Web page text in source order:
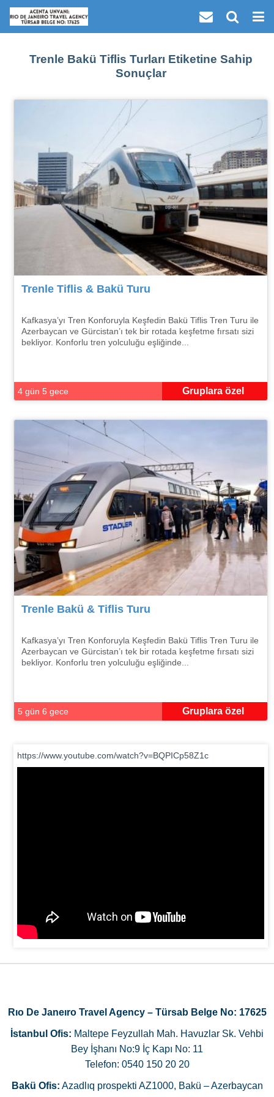
Trenle Bakü Tiflis Turları Etiketine Sahip
Sonuçlar
Trenle Tiflis & Bakü Turu
Kafkasya’yı Tren Konforuyla Keşfedin Bakü Tiflis Tren Turu ile
Azerbaycan ve Gürcistan’ı tek bir rotada keşfetme fırsatı sizi
bekliyor. Konforlu tren yolculuğu eşliğinde...
4 gün 5 gece Gruplara özel
Trenle Bakü & Tiflis Turu
Kafkasya’yı Tren Konforuyla Keşfedin Bakü Tiflis Tren Turu ile
Azerbaycan ve Gürcistan’ı tek bir rotada keşfetme fırsatı sizi
bekliyor. Konforlu tren yolculuğu eşliğinde...
5 gün 6 gece Gruplara özel
https://www.youtube.com/watch?v=BQPICp58Z1c
Rıo De Janeıro Travel Agency – Türsab Belge No: 17625
İstanbul Ofis: Maltepe Feyzullah Mah. Havuzlar Sk. Vehbi
Bey İşhanı No:9 İç Kapı No: 11
Telefon: 0540 150 20 20
Bakü Ofis: Azadlıq prospekti AZ1000, Bakü – Azerbaycan